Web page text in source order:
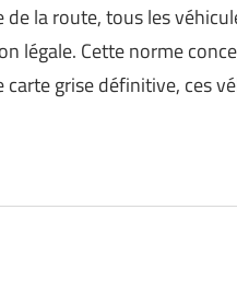
de la route, tous les
légale. Cette norme
carte grise définitive, ces